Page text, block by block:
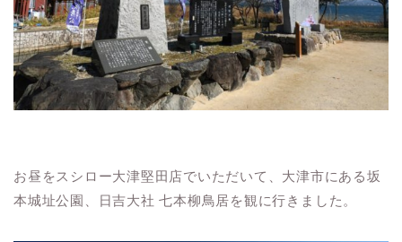
お昼をスシロー大津堅田店でいただいて、大津市にある坂
本城址公園
日吉大社 七本柳鳥居を観に行きました。